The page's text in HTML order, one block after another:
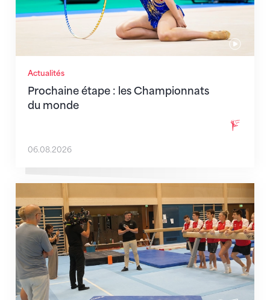
Actualités
Prochaine étape : les Championnats
du monde
06.08.2026
En route pour Zagreb avec des objectifs clairs